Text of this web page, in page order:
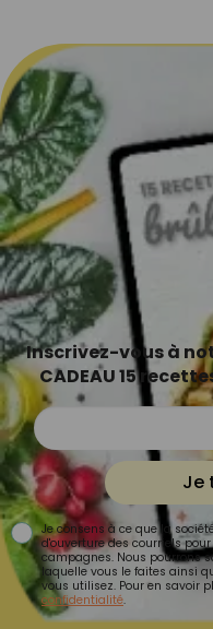
Inscrivez-vous à
CADEAU 15
Je
Je consens à ce que la
d'ouverture des courriels
campagnes. Nous pourrons
laquelle vous le faites ainsi
vous utilisez. Pour en savoir
confidentialité.